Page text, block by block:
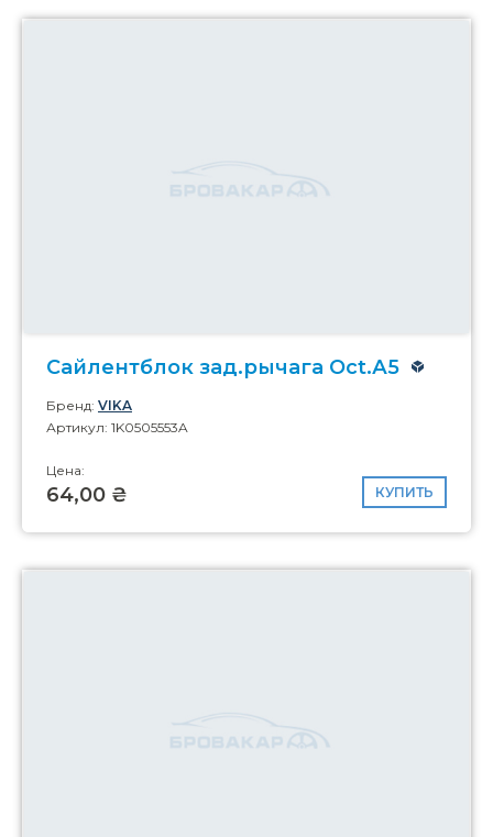
Сайлентблок зад.рычага Oct.А5
Бренд: VIKA
Артикул: 1K0505553A
Цена:
64,00 ₴ КУПИТЬ